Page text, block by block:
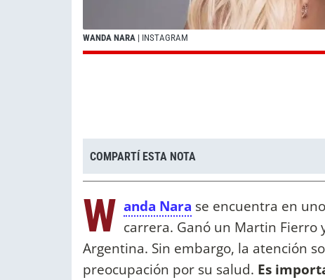
WANDA NARA | INSTAGRAM
COMPARTÍ ESTA NOTA
W anda Nara se encuentra en
carrera. Ganó un Martin Fierro
Argentina. Sin embargo, la atención
preocupación por su salud. Es